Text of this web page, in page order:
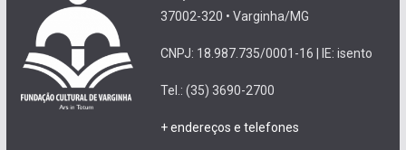
37002-320 • Varginha/MG
CNPJ: 18.987.735/0001-16 | IE: isento
Tel.: (35) 3690-2700
+ endereços e telefones